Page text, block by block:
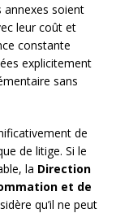
annexes soient
leur coût et
constante
explicitement
sans
de
de litige. Si le
la Direction
et de
qu’il ne peut